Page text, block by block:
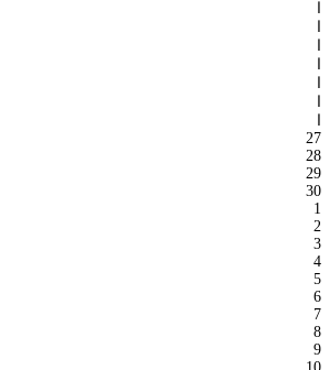
27
28
29
30
1
2
3
4
5
6
7
8
9